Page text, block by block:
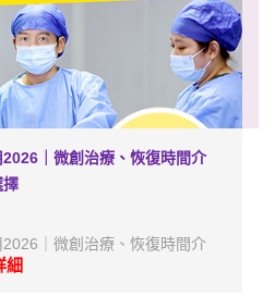
｜微創治療、恢復時間介
擇
｜微創治療、恢復時間介
細